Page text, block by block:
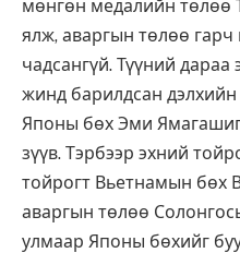
мөнгөн медалийн
ялж, аваргын төлөө
чадсангүй. Түүний дараа
жинд барилдсан
Японы бөх Эми
зүүв. Тэрбээр эхний
тойрогт Вьетнамын бөх
аваргын төлөө
улмаар Японы бөхийг